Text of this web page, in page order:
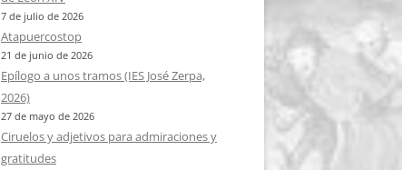
7 de julio de 2026
Atapuercostop
21 de junio de 2026
Epílogo a unos tramos (IES José Zerpa,
2026)
27 de mayo de 2026
Ciruelos y adjetivos para admiraciones y
gratitudes